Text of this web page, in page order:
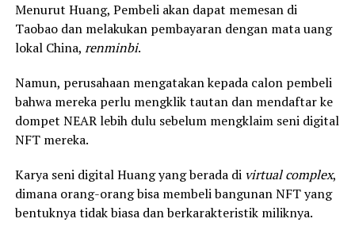
Menurut Huang, Pembeli akan dapat memesan di
Taobao dan melakukan pembayaran dengan mata uang
lokal China, renminbi.
Namun, perusahaan mengatakan kepada calon pembeli
bahwa mereka perlu mengklik tautan dan mendaftar ke
dompet NEAR lebih dulu sebelum mengklaim seni digital
NFT mereka.
Karya seni digital Huang yang berada di virtual complex,
dimana orang-orang bisa membeli bangunan NFT yang
bentuknya tidak biasa dan berkarakteristik miliknya.